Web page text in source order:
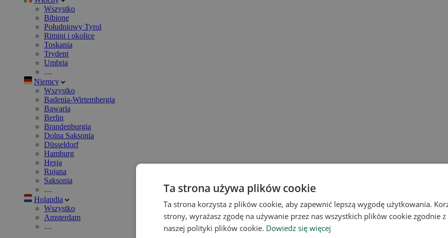
Wszystko
Bibione
Południowy Tyrol
Rimini i okolice
Toskania
Trydent
Umbria
…
Niemcy
Wszystko
Badenia-Wirtembergia
Bawaria
Berlin
Brandenburgia
Dolna Saksonia
Düsseldorf
Hamburg
Hesja
Rujana
Saksonia
…
Holandia
Wszystko
Amsterdam
…
Ta strona używa plików cookie
Ta strona korzysta z plików cookie, aby zapewnić lepszą wygodę użytkowania.
strony, wyrażasz zgodę na używanie przez nas wszystkich plików cookie zgodnie
naszej polityki plików cookie. Dowiedz się więcej